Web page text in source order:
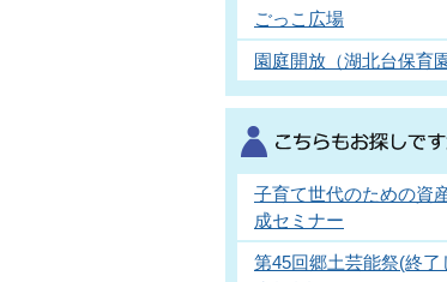
ごっこ広場
園庭開放（湖北台保育園
子育て世代のための資
成セミナー
第45回郷土芸能祭(終了